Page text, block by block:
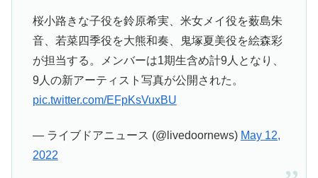
桜小路きな子役を鈴原希実、米女メイ役を薮島朱
音、若菜四季役を大熊和奏、鬼塚夏美役を絵森彩
が担当する。メンバーは1期生含め計9人となり、
9人の新アーティスト写真が公開された。
pic.twitter.com/EFpKsVuxBU
— ライブドアニュース (@livedoornews) May 12,
2022